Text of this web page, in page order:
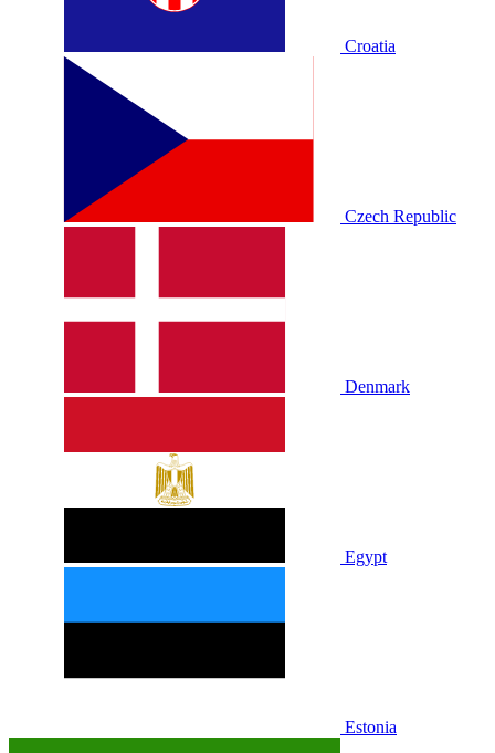
Croatia
Czech Republic
Denmark
Egypt
Estonia